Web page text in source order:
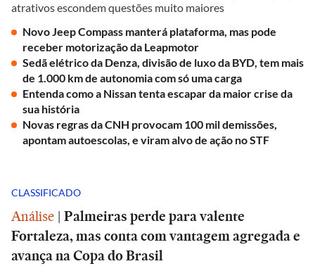
atrativos escondem questões muito maiores
Novo Jeep Compass manterá plataforma, mas pode
receber motorização da Leapmotor
Sedã elétrico da Denza, divisão de luxo da BYD, tem mais
de 1.000 km de autonomia com só uma carga
Entenda como a Nissan tenta escapar da maior crise da
sua história
Novas regras da CNH provocam 100 mil demissões,
apontam autoescolas, e viram alvo de ação no STF
CLASSIFICADO
Análise | Palmeiras perde para valente
Fortaleza, mas conta com vantagem agregada e
avança na Copa do Brasil